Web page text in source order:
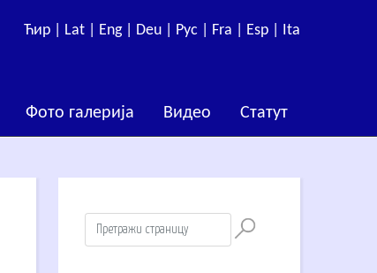
Ћир | Lat | Eng | Deu | Рус | Fra | Esp | Ita
Фото галерија Видео Статут